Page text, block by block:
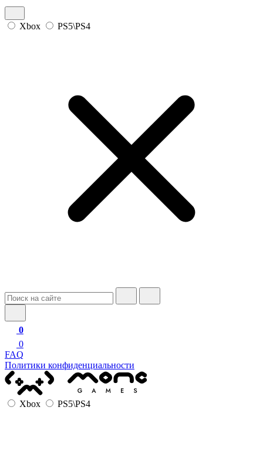
Xbox PS5\PS4
0
0
FAQ
Политики конфиденциальности
Xbox PS5\PS4